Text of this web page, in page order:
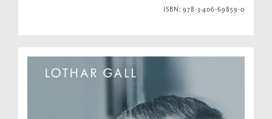
ISBN: 978-3-406-69859-0